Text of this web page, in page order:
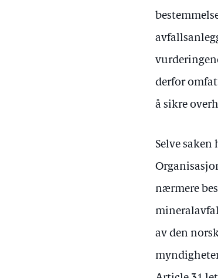
derfor
å sikre
Selve saken
nærmere
av den